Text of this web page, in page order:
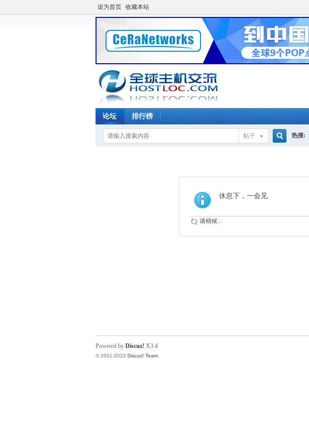
设为首页 收藏本站
论坛 排行榜
帖子 热搜:
休息下，一会见
请稍候...
Powered by Discuz! X3.4
© 2001-2023 Discuz! Team